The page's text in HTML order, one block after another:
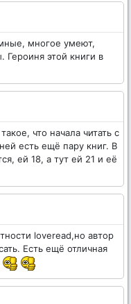
многое умеют,
Героиня этой книги в
что начала читать с
есть ещё пару книг. В
ей 18, а тут ей 21 и её
loveread,но автор
Есть ещё отличная